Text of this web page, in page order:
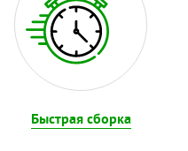
Быстрая сборка